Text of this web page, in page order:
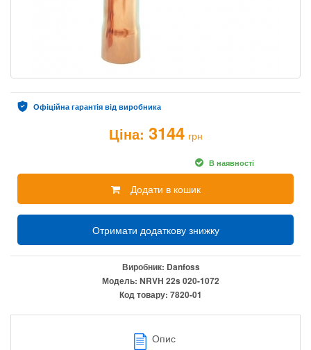
Офіційна гарантія від виробника
Ціна: 3144 грн
В наявності
Додати в кошик
Отримати додаткову знижку
Виробник: Danfoss
Модель: NRVH 22s 020-1072
Код товару: 7820-01
Опис